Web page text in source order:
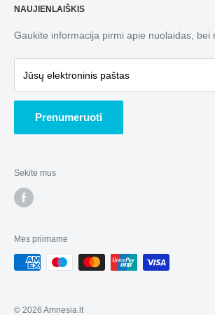
Garantuojame sklandų apsipirkimą!
Atsiskaitymo būdai
Privatumo politika
Apie mus
87101 Telšiai, Lietuva
Telegram, Signal, WhatsApp: 📞
E-mail:info@amnesia.lt
NAUJIENLAIŠKIS
Gaukite informacija pirmi apie nuolaidas, bei
Jūsų elektroninis paštas
Prenumeruoti
Sekite mus
Mes priimame
© 2026 Amnesia.lt